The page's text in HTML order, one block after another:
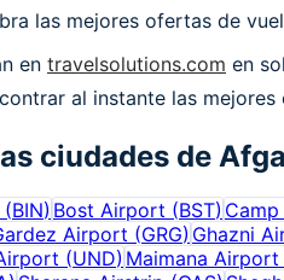
las mejores ofertas de
en travelsolutions.com en
al instante las
ciudades de
(BIN) Bost Airport (BST)
Airport (GRG) Ghazni
(UND) Maimana Airport